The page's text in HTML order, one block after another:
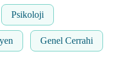
Psikoloji
Genel Cerrahi